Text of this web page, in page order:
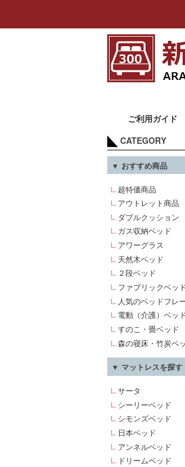
ご利用ガイド
CATEGORY
▼ おすすめ商品
超特価商品
アウトレット商品
ダブルクッション
ガス収納ベッド
アワーグラス
天然木ベッド
２段ベッド
ファブリックベッ
人気のベッドフレ
電動（介護）ベッ
すのこ・畳ベッド
森の寝床・竹炭ベ
▼ マットレスを探す
サータ
シーリーベッド
シモンズベッド
日本ベッド
アンネルベッド
ドリームベッド